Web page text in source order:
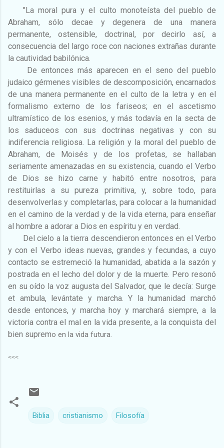
"La moral pura y el culto monoteísta del pueblo de
Abraham, sólo decae y degenera de una manera
permanente, ostensible, doctrinal, por decirlo así, a
consecuencia del largo roce con naciones extrañas durante
la cautividad babilónica.
De entonces más aparecen en el seno del pueblo
judaico gérmenes visibles de descomposición, encarnados
de una manera permanente en el culto de la letra y en el
formalismo externo de los fariseos; en el ascetismo
ultramístico de los esenios, y más todavía en la secta de
los saduceos con sus doctrinas negativas y con su
indiferencia religiosa. La religión y la moral del pueblo de
Abraham, de Moisés y de los profetas, se hallaban
seriamente amenazadas en su existencia, cuando el Verbo
de Dios se hizo carne y habitó entre nosotros, para
restituirlas a su pureza primitiva, y, sobre todo, para
desenvolverlas y completarlas, para colocar a la humanidad
en el camino de la verdad y de la vida eterna, para enseñar
al hombre a adorar a Dios en espíritu y en verdad.
Del cielo a la tierra descendieron entonces en el Verbo
y con el Verbo ideas nuevas, grandes y fecundas, a cuyo
contacto se estremeció la humanidad, abatida a la sazón y
postrada en el lecho del dolor y de la muerte. Pero resonó
en su oído la voz augusta del Salvador, que le decía: Surge
et ambula, levántate y marcha. Y la humanidad marchó
desde entonces, y marcha hoy y marchará siempre, a la
victoria contra el mal en la vida presente, a la conquista del
bien supremo en la vida futura.
<<<
Biblia cristianismo Filosofía